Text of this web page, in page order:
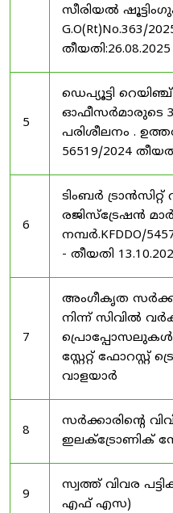
സീരിയൽ
G.O(Rt)No.363/
തീയതി:26.08.2025
5
ഡെപ്യൂട്ടി
ഓഫീസർമാരുടെ
പരിശീലനം .
56519/2024
6
ടിംബർ
രജിസ്ട്രേഷൻ
നമ്പർ.KFDDO/
- തീയതി
7
അംഗീകൃത
നിന്ന് സിവിൽ
പ്രൊപ്പോസലുകൾ
സ്റ്റേറ്റ് ഫോറസ്റ്റ്
വാളയാർ
8
സർക്കാരിന്റെ
ഇലക്ട്രോണിക്
9
സ്വത്ത് വിവര
എഫ് എസ)